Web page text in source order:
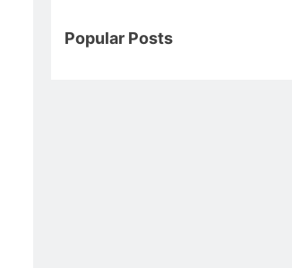
Popular Posts